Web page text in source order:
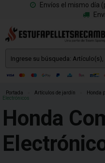
Envíos el mismo día
Portada Artículos de jardín Honda
Electrónicos
Honda